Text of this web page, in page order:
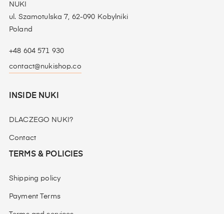
NUKI
ul. Szamotulska 7, 62-090 Kobylniki
Poland
+48 604 571 930
contact@nukishop.co
INSIDE NUKI
DLACZEGO NUKI?
Contact
TERMS & POLICIES
Shipping policy
Payment Terms